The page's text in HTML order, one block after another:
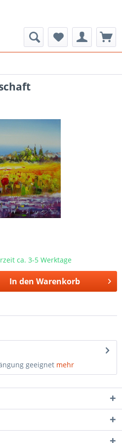
ca. 3-5 Werktage
In den Warenkorb
geeignet mehr